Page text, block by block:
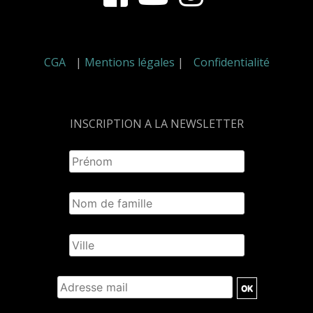
CGA | Mentions légales | Confidentialité
INSCRIPTION A LA NEWSLETTER